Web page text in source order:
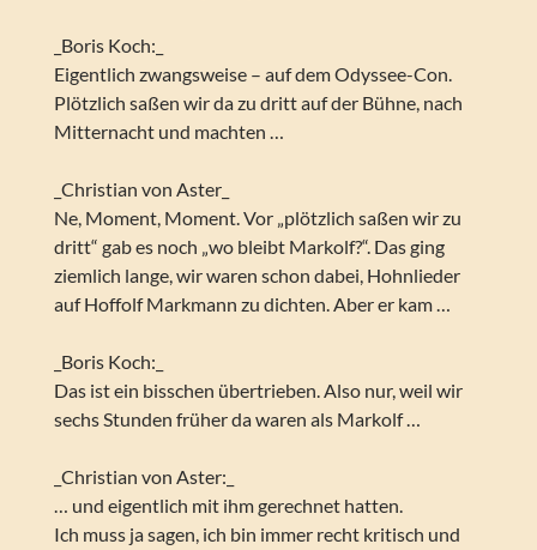
_Boris Koch:_
Eigentlich zwangsweise – auf dem Odyssee-Con.
Plötzlich saßen wir da zu dritt auf der Bühne, nach
Mitternacht und machten …
_Christian von Aster_
Ne, Moment, Moment. Vor „plötzlich saßen wir zu
dritt“ gab es noch „wo bleibt Markolf?“. Das ging
ziemlich lange, wir waren schon dabei, Hohnlieder
auf Hoffolf Markmann zu dichten. Aber er kam …
_Boris Koch:_
Das ist ein bisschen übertrieben. Also nur, weil wir
sechs Stunden früher da waren als Markolf …
_Christian von Aster:_
… und eigentlich mit ihm gerechnet hatten.
Ich muss ja sagen, ich bin immer recht kritisch und